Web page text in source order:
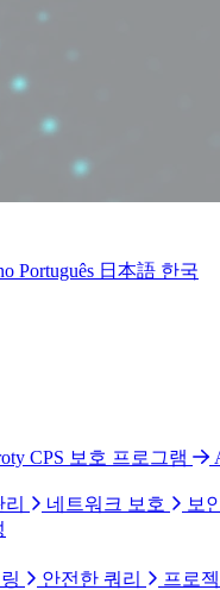
Português 日本語 한국
CPS 보호 프로그램
네트워크 보호
보
안전한 쿼리
프로